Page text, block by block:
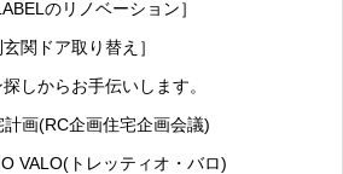
のリノベーション］
関ドア取り替え］
しからお手伝いします。
画(RC企画住宅企画会議)
VALO(トレッティオ・バロ)